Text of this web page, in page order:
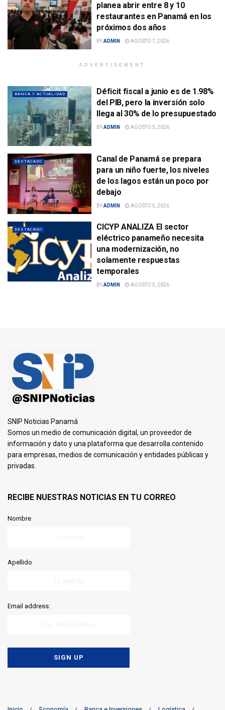
planea abrir entre 8 y 10
restaurantes en Panamá en los
próximos dos años
BYADMIN AGOSTO 7, 2026
ADVERTISEMENT
BANCA Y ACTUALIDAD
Déficit fiscal a junio es de 1.98%
del PIB, pero la inversión solo
llega al 30% de lo presupuestado
BYADMIN AGOSTO 5, 2026
DESTACADO
Canal de Panamá se prepara
para un niño fuerte, los niveles
de los lagos están un poco por
debajo
BYADMIN AGOSTO 5, 2026
DESTACADO
CICYP ANALIZA El sector
eléctrico panameño necesita
una modernización, no
solamente respuestas
temporales
BYADMIN AGOSTO 5, 2026
SNIP Noticias Panamá
Somos un medio de comunicación digital, un proveedor de
información y dato y una plataforma que desarrolla contenido
para empresas, medios de comunicación y entidades públicas y
privadas.
RECIBE NUESTRAS NOTICIAS EN TU CORREO
Nombre
Apellido
Email address: